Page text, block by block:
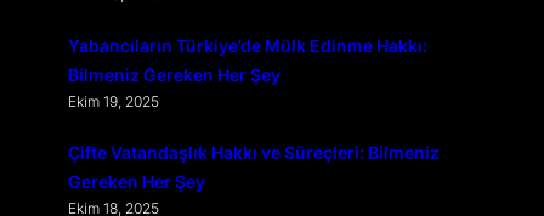
Yabancıların Türkiye’de Mülk Edinme Hakkı:
Bilmeniz Gereken Her Şey
Ekim 19, 2025
Çifte Vatandaşlık Hakkı ve Süreçleri: Bilmeniz
Gereken Her Şey
Ekim 18, 2025